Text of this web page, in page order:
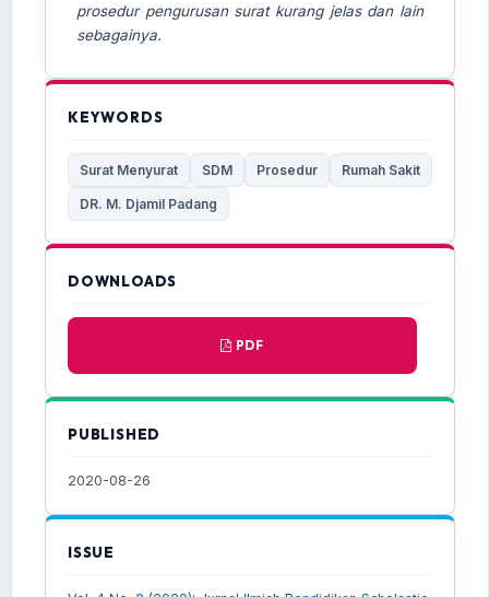
prosedur pengurusan surat kurang jelas dan lain
sebagainya.
KEYWORDS
Surat Menyurat SDM Prosedur Rumah Sakit
DR. M. Djamil Padang
DOWNLOADS
PDF
PUBLISHED
2020-08-26
ISSUE